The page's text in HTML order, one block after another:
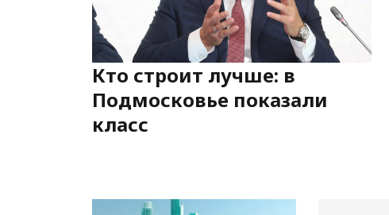
Кто строит лучше: в
Подмосковье показали
класс